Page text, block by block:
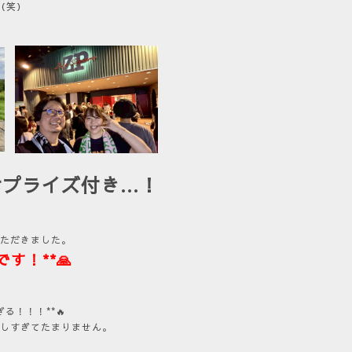
）
ライズ付き…！
だきました。
す！**🙏
！！！**🔥
すぎてたまりません。